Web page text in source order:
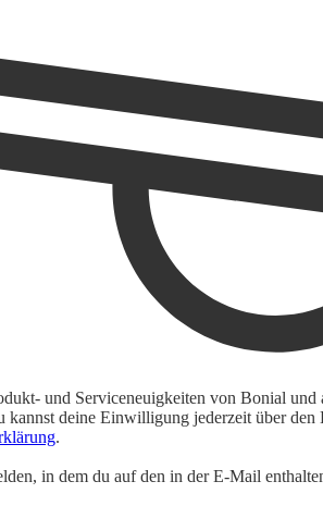
und Serviceneuigkeiten von Bonial
deine Einwilligung jederzeit über
.
in dem du auf den in der E-Mail